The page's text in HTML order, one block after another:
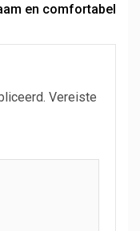
en comfortabel
Vereiste